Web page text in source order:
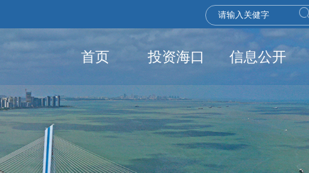
首页 投资海口 信息公开